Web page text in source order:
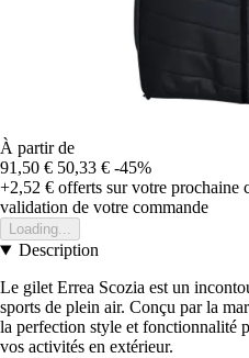
À partir de
91,50 € 50,33 € -45%
+2,52 € offerts sur votre prochaine
validation de votre commande
Loading...
Description
Le gilet Errea Scozia est un
sports de plein air. Conçu par la
la perfection style et fonctionnalité
vos activités en extérieur.